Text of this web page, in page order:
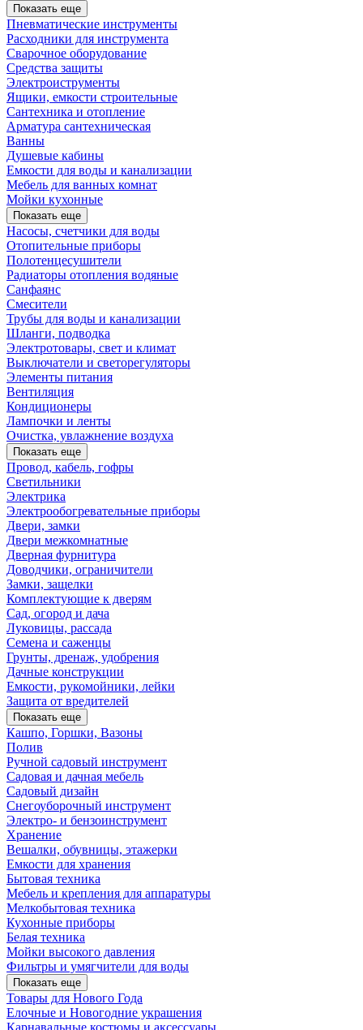
Показать еще
Пневматические инструменты
Расходники для инструмента
Сварочное оборудование
Средства защиты
Электроиструменты
Ящики, емкости строительные
Сантехника и отопление
Арматура сантехническая
Ванны
Душевые кабины
Емкости для воды и канализации
Мебель для ванных комнат
Мойки кухонные
Показать еще
Насосы, счетчики для воды
Отопительные приборы
Полотенцесушители
Радиаторы отопления водяные
Санфаянс
Смесители
Трубы для воды и канализации
Шланги, подводка
Электротовары, свет и климат
Выключатели и светорегуляторы
Элементы питания
Вентиляция
Кондиционеры
Лампочки и ленты
Очистка, увлажнение воздуха
Показать еще
Провод, кабель, гофры
Светильники
Электрика
Электрообогревательные приборы
Двери, замки
Двери межкомнатные
Дверная фурнитура
Доводчики, ограничители
Замки, защелки
Комплектующие к дверям
Сад, огород и дача
Луковицы, рассада
Семена и саженцы
Грунты, дренаж, удобрения
Дачные конструкции
Емкости, рукомойники, лейки
Защита от вредителей
Показать еще
Кашпо, Горшки, Вазоны
Полив
Ручной садовый инструмент
Садовая и дачная мебель
Садовый дизайн
Снегоуборочный инструмент
Электро- и бензоинструмент
Хранение
Вешалки, обувницы, этажерки
Емкости для хранения
Бытовая техника
Мебель и крепления для аппаратуры
Мелкобытовая техника
Кухонные приборы
Белая техника
Мойки высокого давления
Фильтры и умягчители для воды
Показать еще
Товары для Нового Года
Елочные и Новогодние украшения
Карнавальные костюмы и аксессуары